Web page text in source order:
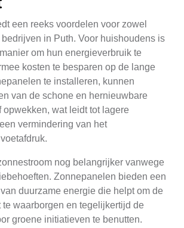
een reeks voordelen voor zowel
in Puth. Voor huishoudens is
om hun energieverbruik te
kosten te besparen op de lange
te installeren, kunnen
van de schone en hernieuwbare
opwekken, wat leidt tot lagere
vermindering van het
nog belangrijker vanwege
Zonnepanelen bieden een
duurzame energie die helpt om de
te waarborgen en tegelijkertijd de
groene initiatieven te benutten.